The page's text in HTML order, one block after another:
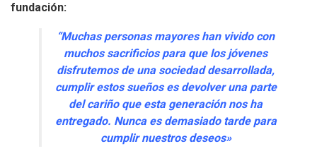
fundación:
“Muchas personas mayores han vivido con
muchos sacrificios para que los jóvenes
disfrutemos de una sociedad desarrollada,
cumplir estos sueños es devolver una parte
del cariño que esta generación nos ha
entregado. Nunca es demasiado tarde para
cumplir nuestros deseos»